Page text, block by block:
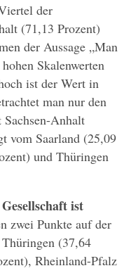
der
(71,13 Prozent)
der Aussage „Man
Skalenwerten
ist der Wert in
man nur den
Sachsen-Anhalt
vom Saarland (25,09
und Thüringen
ist
zwei Punkte auf der
(37,64
Rheinland-Pfalz